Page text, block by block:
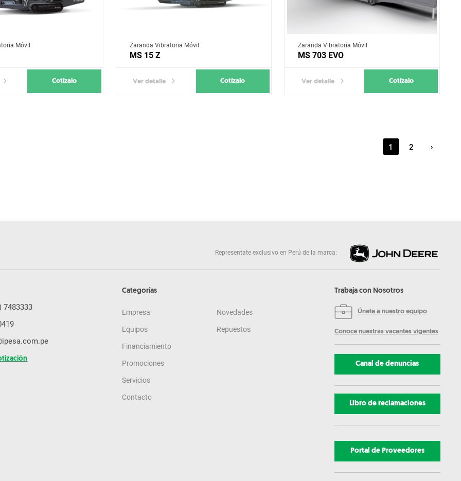
Móvil
Cotízalo
Zaranda Vibratoria Móvil
MS 15 Z
Ver detalle Cotízalo
Zaranda Vibratoria Móvil
MS 703 EVO
Ver detalle Cotízalo
1 2 ›
Representate exclusivo en Perú de la marca:
7483333
Categorías
Empresa
Equipos
Financiamiento
Promociones
Servicios
Contacto
Novedades
Repuestos
Trabaja con Nosotros
Únete a nuestro equipo
Conoce nuestras vacantes vigentes
Canal de denuncias
Libro de reclamaciones
Portal de Proveedores